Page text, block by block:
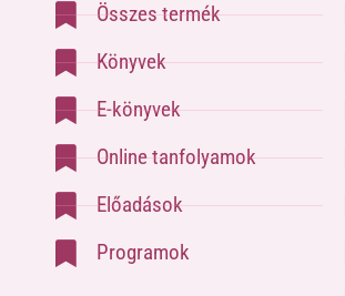
Összes termék
Könyvek
E-könyvek
Online tanfolyamok
Előadások
Programok